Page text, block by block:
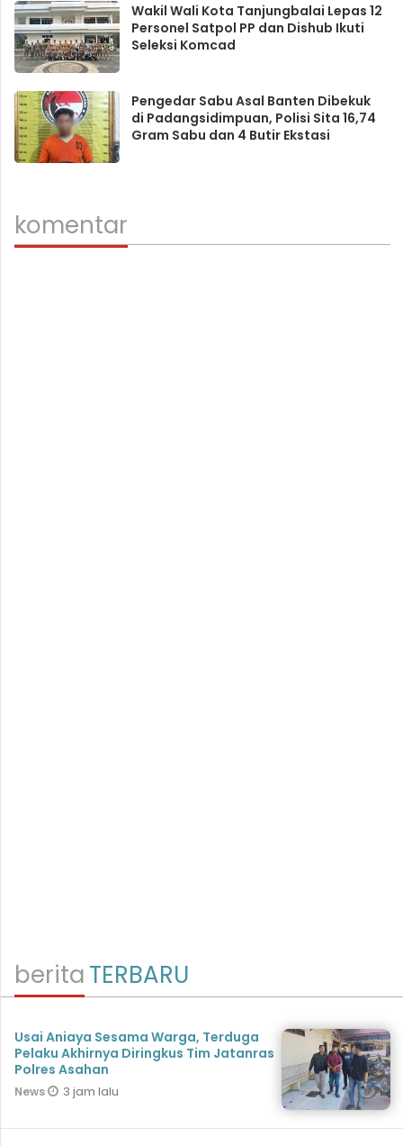
Wakil Wali Kota Tanjungbalai Lepas 12
Personel Satpol PP dan Dishub Ikuti
Seleksi Komcad
Pengedar Sabu Asal Banten Dibekuk
di Padangsidimpuan, Polisi Sita 16,74
Gram Sabu dan 4 Butir Ekstasi
komentar
beritaTERBARU
Usai Aniaya Sesama Warga, Terduga
Pelaku Akhirnya Diringkus Tim Jatanras
Polres Asahan
News 3 jam lalu